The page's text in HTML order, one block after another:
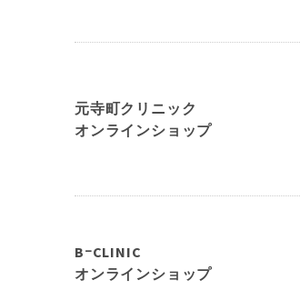
元寺町クリニック
オンラインショップ
BｰCLINIC
オンラインショップ